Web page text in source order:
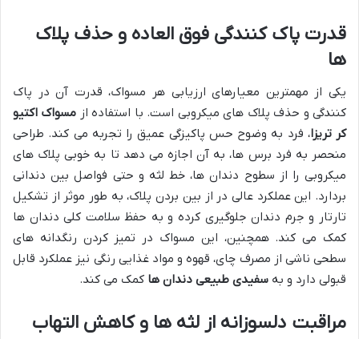
قدرت پاک کنندگی فوق العاده و حذف پلاک
ها
یکی از مهمترین معیارهای ارزیابی هر مسواک، قدرت آن در پاک
کنندگی و حذف پلاک های میکروبی است. با استفاده از مسواک اکتیو
کر تریزا، فرد به وضوح حس پاکیزگی عمیق را تجربه می کند. طراحی
منحصر به فرد برس ها، به آن اجازه می دهد تا به خوبی پلاک های
میکروبی را از سطوح دندان ها، خط لثه و حتی فواصل بین دندانی
بردارد. این عملکرد عالی در از بین بردن پلاک، به طور موثر از تشکیل
تارتار و جرم دندان جلوگیری کرده و به حفظ سلامت کلی دندان ها
کمک می کند. همچنین، این مسواک در تمیز کردن رنگدانه های
سطحی ناشی از مصرف چای، قهوه و مواد غذایی رنگی نیز عملکرد قابل
قبولی دارد و به سفیدی طبیعی دندان ها کمک می کند.
مراقبت دلسوزانه از لثه ها و کاهش التهاب